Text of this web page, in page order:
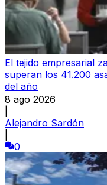
El tejido empresarial
superan los 41.200
del año
8 ago 2026
Alejandro Sardón
0